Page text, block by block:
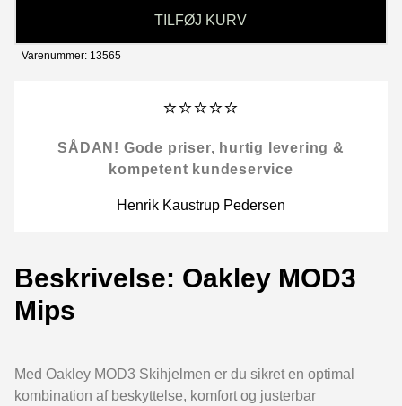
TILFØJ KURV
Varenummer: 13565
⭐⭐⭐⭐⭐
SÅDAN! Gode priser, hurtig levering &
kompetent kundeservice
Henrik Kaustrup Pedersen
Beskrivelse: Oakley MOD3
Mips
Med Oakley MOD3 Skihjelmen er du sikret en optimal
kombination af beskyttelse, komfort og justerbar